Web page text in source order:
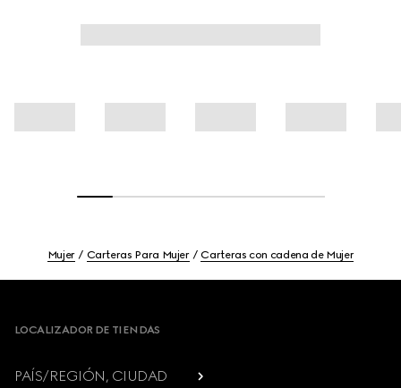
Mujer Carteras Para Mujer Carteras con cadena de Mujer
LOCALIZADOR DE TIENDAS
PAÍS/REGIÓN, CIUDAD